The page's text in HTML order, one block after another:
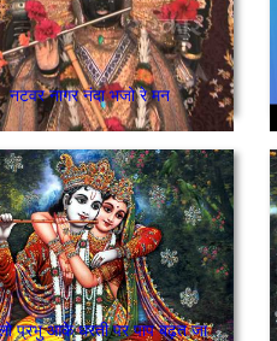
नटवर नागर नंदा भजो रे मन
अवतार लो प्रभु आके धरती पर पाप बढ़त जावे.....